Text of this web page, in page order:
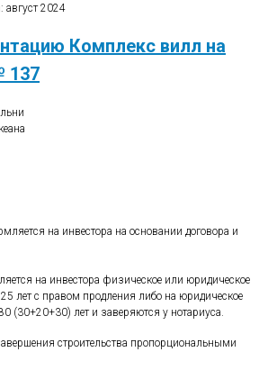
август 2024
Комплекс вилл на
137
на инвестора на основании договора и
на инвестора физическое или юридическое
лет с правом продления либо на юридическое
(30+20+30) лет и заверяются у нотариуса.
строительства пропорциональными